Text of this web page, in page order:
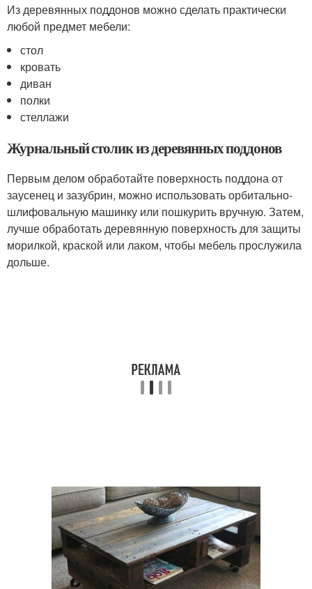
Из деревянных поддонов можно сделать практически
любой предмет мебели:
стол
кровать
диван
полки
стеллажи
Журнальный столик из деревянных поддонов
Первым делом обработайте поверхность поддона от
заусенец и зазубрин, можно использовать орбитально-
шлифовальную машинку или пошкурить вручную. Затем,
лучше обработать деревянную поверхность для защиты
морилкой, краской или лаком, чтобы мебель прослужила
дольше.